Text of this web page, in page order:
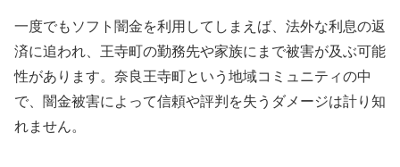
一度でもソフト闇金を利用してしまえば、法外な利息の返
済に追われ、王寺町の勤務先や家族にまで被害が及ぶ可能
性があります。奈良王寺町という地域コミュニティの中
で、闇金被害によって信頼や評判を失うダメージは計り知
れません。